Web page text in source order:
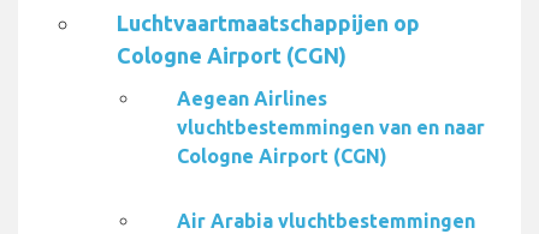
Luchtvaartmaatschappijen op
Cologne Airport (CGN)
Aegean Airlines
vluchtbestemmingen van en naar
Cologne Airport (CGN)
Air Arabia vluchtbestemmingen